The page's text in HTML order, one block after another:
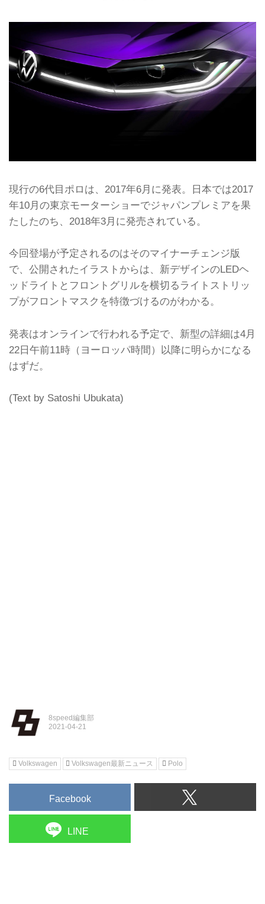
現行の6代目ポロは、2017年6月に発表。日本では2017
年10月の東京モーターショーでジャパンプレミアを果
たしたのち、2018年3月に発売されている。
今回登場が予定されるのはそのマイナーチェンジ版
で、公開されたイラストからは、新デザインのLEDヘ
ッドライトとフロントグリルを横切るライトストリッ
プがフロントマスクを特徴づけるのがわかる。
発表はオンラインで行われる予定で、新型の詳細は4月
22日午前11時（ヨーロッパ時間）以降に明らかになる
はずだ。
(Text by Satoshi Ubukata)
8speed編集部
Volkswagen Volkswagen最新ニュース Polo
Facebook
LINE